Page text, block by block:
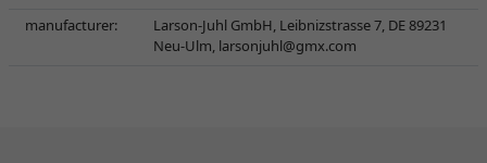
manufacturer:
Larson-Juhl GmbH, Leibnizstrasse 7, DE 89231
Neu-Ulm, larsonjuhl@gmx.com